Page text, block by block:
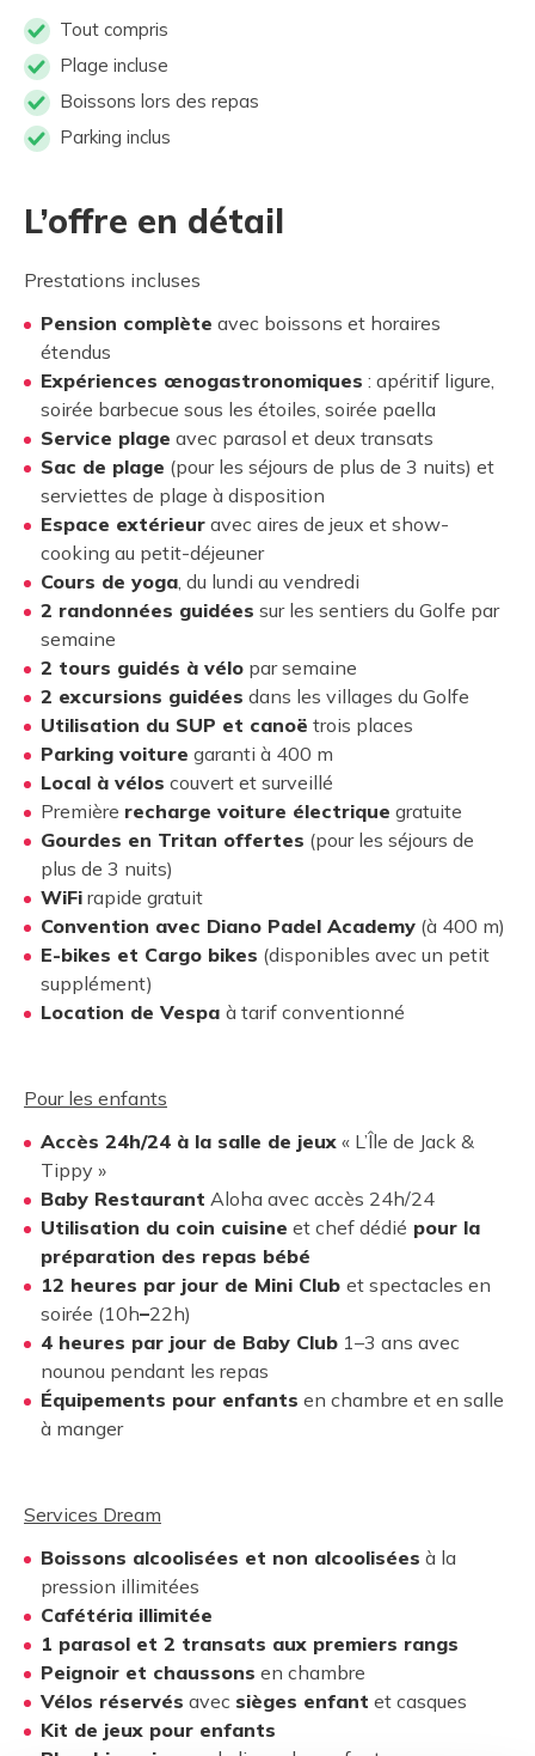
Tout compris
Plage incluse
Boissons lors des repas
Parking inclus
L’offre en détail
Prestations incluses
Pension complète avec boissons et horaires
étendus
Expériences œnogastronomiques : apéritif ligure,
soirée barbecue sous les étoiles, soirée paella
Service plage avec parasol et deux transats
Sac de plage (pour les séjours de plus de 3 nuits) et
serviettes de plage à disposition
Espace extérieur avec aires de jeux et show-
cooking au petit-déjeuner
Cours de yoga, du lundi au vendredi
2 randonnées guidées sur les sentiers du Golfe par
semaine
2 tours guidés à vélo par semaine
2 excursions guidées dans les villages du Golfe
Utilisation du SUP et canoë trois places
Parking voiture garanti à 400 m
Local à vélos couvert et surveillé
Première recharge voiture électrique gratuite
Gourdes en Tritan offertes (pour les séjours de
plus de 3 nuits)
WiFi rapide gratuit
Convention avec Diano Padel Academy (à 400 m)
E-bikes et Cargo bikes (disponibles avec un petit
supplément)
Location de Vespa à tarif conventionné
Pour les enfants
Accès 24h/24 à la salle de jeux « L’Île de Jack &
Tippy »
Baby Restaurant Aloha avec accès 24h/24
Utilisation du coin cuisine et chef dédié pour la
préparation des repas bébé
12 heures par jour de Mini Club et spectacles en
soirée (10h–22h)
4 heures par jour de Baby Club 1–3 ans avec
nounou pendant les repas
Équipements pour enfants en chambre et en salle
à manger
Services Dream
Boissons alcoolisées et non alcoolisées à la
pression illimitées
Cafétéria illimitée
1 parasol et 2 transats aux premiers rangs
Peignoir et chaussons en chambre
Vélos réservés avec sièges enfant et casques
Kit de jeux pour enfants